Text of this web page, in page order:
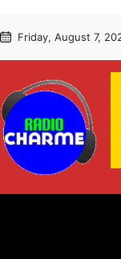
para
conteúdo
to Friday, August 7,